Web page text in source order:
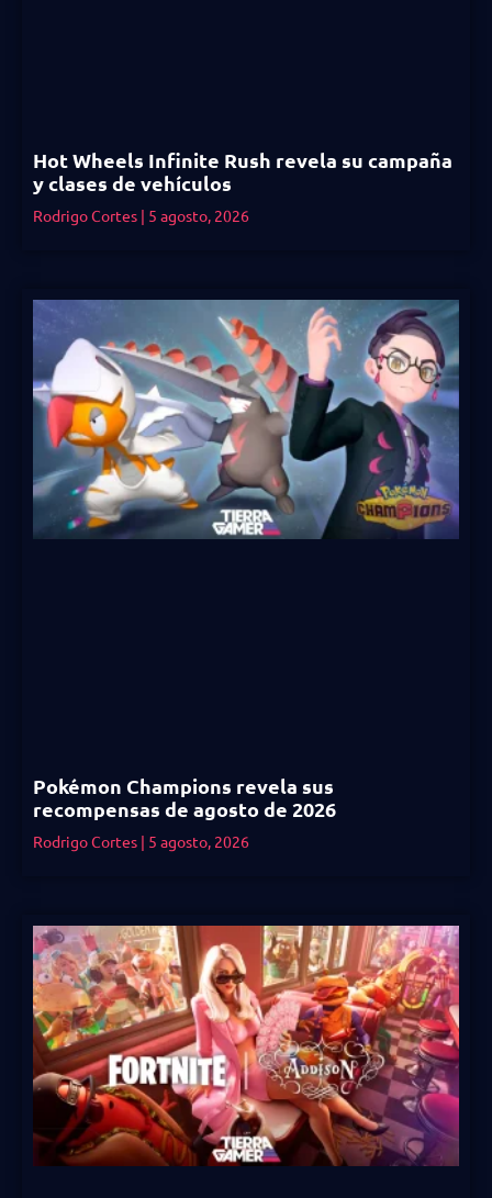
Hot Wheels Infinite Rush revela su campaña
y clases de vehículos
Rodrigo Cortes 5 agosto, 2026
Pokémon Champions revela sus
recompensas de agosto de 2026
Rodrigo Cortes 5 agosto, 2026